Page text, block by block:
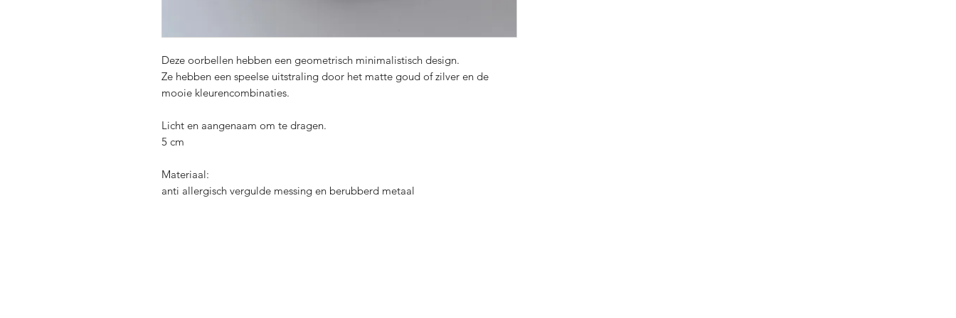
Deze oorbellen hebben een geometrisch minimalistisch design.
Ze hebben een speelse uitstraling door het matte goud of zilver en de
mooie kleurencombinaties.
Licht en aangenaam om te dragen.
5 cm
Materiaal:
anti allergisch vergulde messing en berubberd metaal